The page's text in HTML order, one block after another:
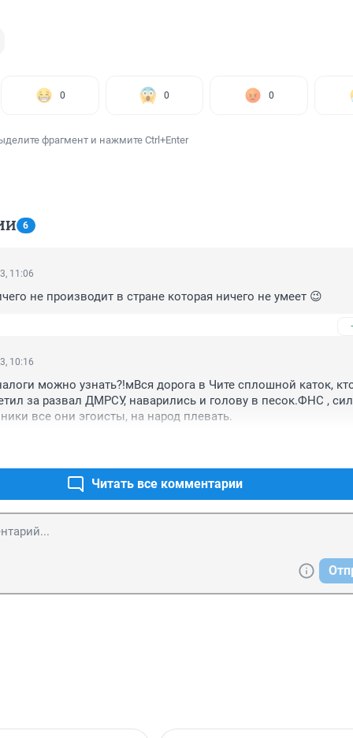
0 0 0
фрагмент и нажмите Ctrl+Enter
6
11:06
не производит в стране которая ничего не умеет 😉
10:16
можно узнать?!мВся дорога в Чите сплошной каток,
за развал ДМРСУ, наварились и голову в песок.ФНС ,
все они эгоисты, на народ плевать.
Читать все комментарии